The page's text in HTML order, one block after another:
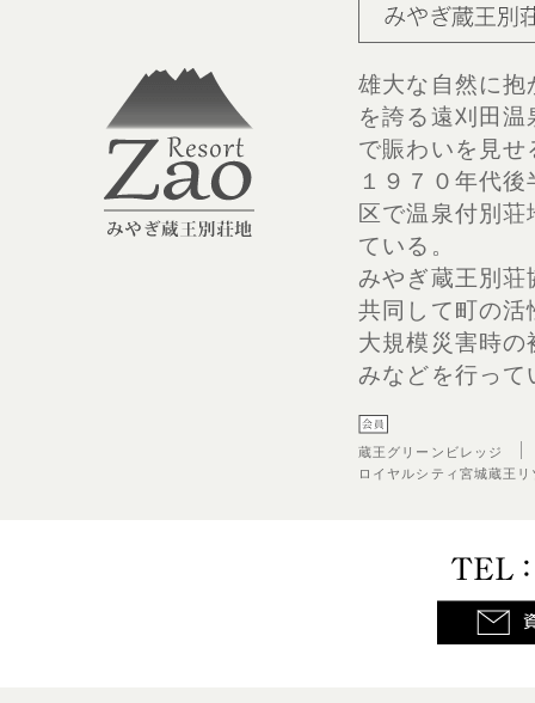
雄大な自然に
を誇る遠刈田
で賑わいを見せ
１９７０年代
区で温泉付別
ている。
みやぎ蔵王別
共同して町の
大規模災害時
みなどを行って
蔵王グリーンビレッジ
ロイヤルシティ宮城蔵王リ